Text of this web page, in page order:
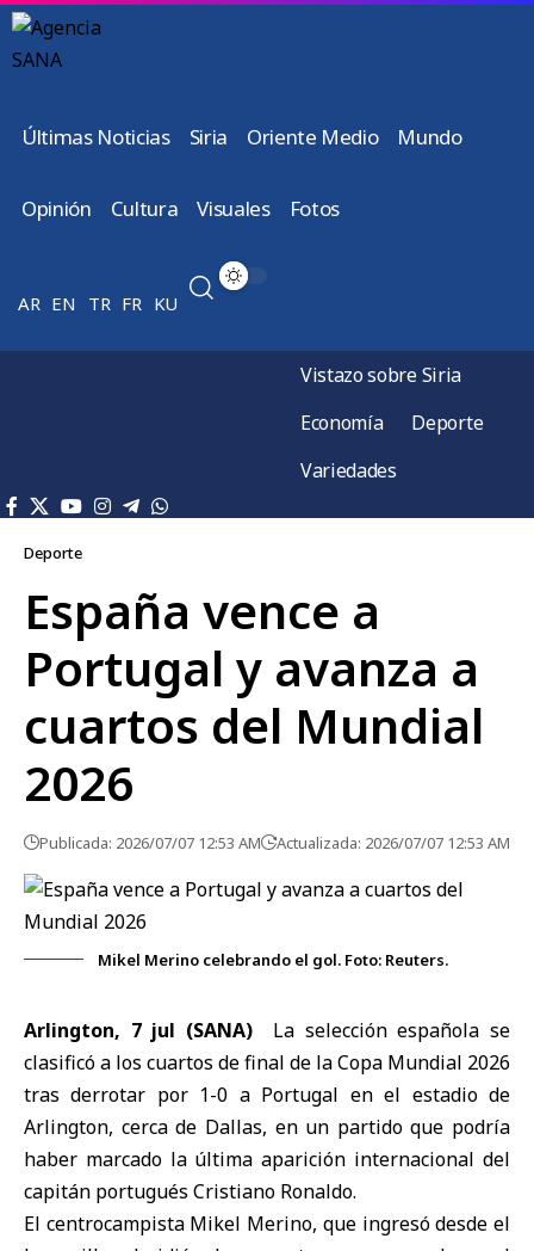
Últimas Noticias Siria Oriente Medio Mundo
Opinión Cultura Visuales Fotos
AR EN TR FR KU
Vistazo sobre Siria
Economía
Deporte
Variedades
Deporte
España vence a
Portugal y avanza a
cuartos del Mundial
2026
Publicada: 2026/07/07 12:53 AM Actualizada: 2026/07/07 12:53 AM
Mikel Merino celebrando el gol. Foto: Reuters.
Arlington, 7 jul (SANA)La selección española se
clasificó a los cuartos de final de laCopa Mundial 2026
tras derrotar por 1-0 a Portugal en el estadio de
Arlington, cerca de Dallas, en un partido que podría
haber marcado la última aparición internacional del
capitán portugués Cristiano Ronaldo.
El centrocampista Mikel Merino, que ingresó desde el